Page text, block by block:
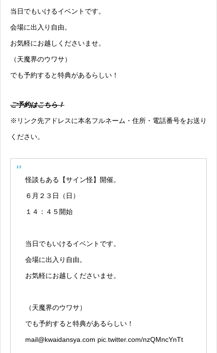
当日でもいけるイベントです。
会場に出入り自由。
お気軽にお越しくださいませ。
（天魔界のウワサ）
でも予約すると特典があるらしい！
ご予約はこちら！
※リンク先アドレスに本名フルネーム・住所・電話番号をお送り
ください。
怪談もある【サイン怪】開催。
６月２３日（日）
１４：４５開始
当日でもいけるイベントです。
会場に出入り自由。
お気軽にお越しくださいませ。
（天魔界のウワサ）
でも予約すると特典があるらしい！
mail@kwaidansya.com pic.twitter.com/nzQMncYnTt